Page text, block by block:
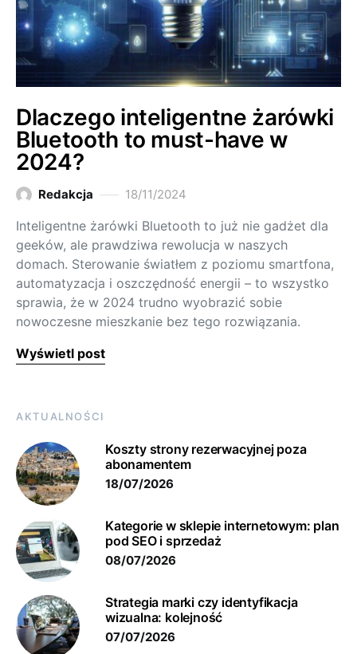
Dlaczego inteligentne żarówki
Bluetooth to must-have w
2024?
Redakcja 18/11/2024
Inteligentne żarówki Bluetooth to już nie gadżet dla
geeków, ale prawdziwa rewolucja w naszych
domach. Sterowanie światłem z poziomu smartfona,
automatyzacja i oszczędność energii – to wszystko
sprawia, że w 2024 trudno wyobrazić sobie
nowoczesne mieszkanie bez tego rozwiązania.
Wyświetl post
AKTUALNOŚCI
Koszty strony rezerwacyjnej poza
abonamentem
18/07/2026
Kategorie w sklepie internetowym: plan
pod SEO i sprzedaż
08/07/2026
Strategia marki czy identyfikacja
wizualna: kolejność
07/07/2026